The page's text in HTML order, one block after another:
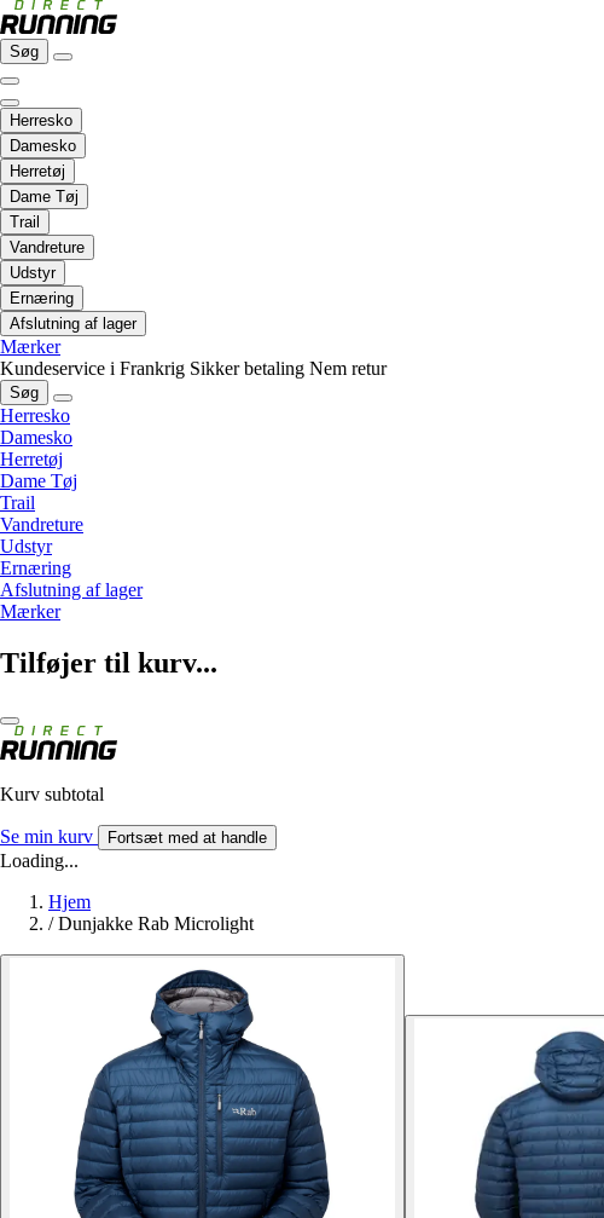
Søg
Herresko
Damesko
Herretøj
Dame Tøj
Trail
Vandreture
Udstyr
Ernæring
Afslutning af lager
Mærker
Kundeservice i Frankrig Sikker betaling Nem retur
Søg
Herresko
Damesko
Herretøj
Dame Tøj
Trail
Vandreture
Udstyr
Ernæring
Afslutning af lager
Mærker
Tilføjer til kurv...
Kurv subtotal
Se min kurv Fortsæt med at handle
Loading...
Hjem
/ Dunjakke Rab Microlight